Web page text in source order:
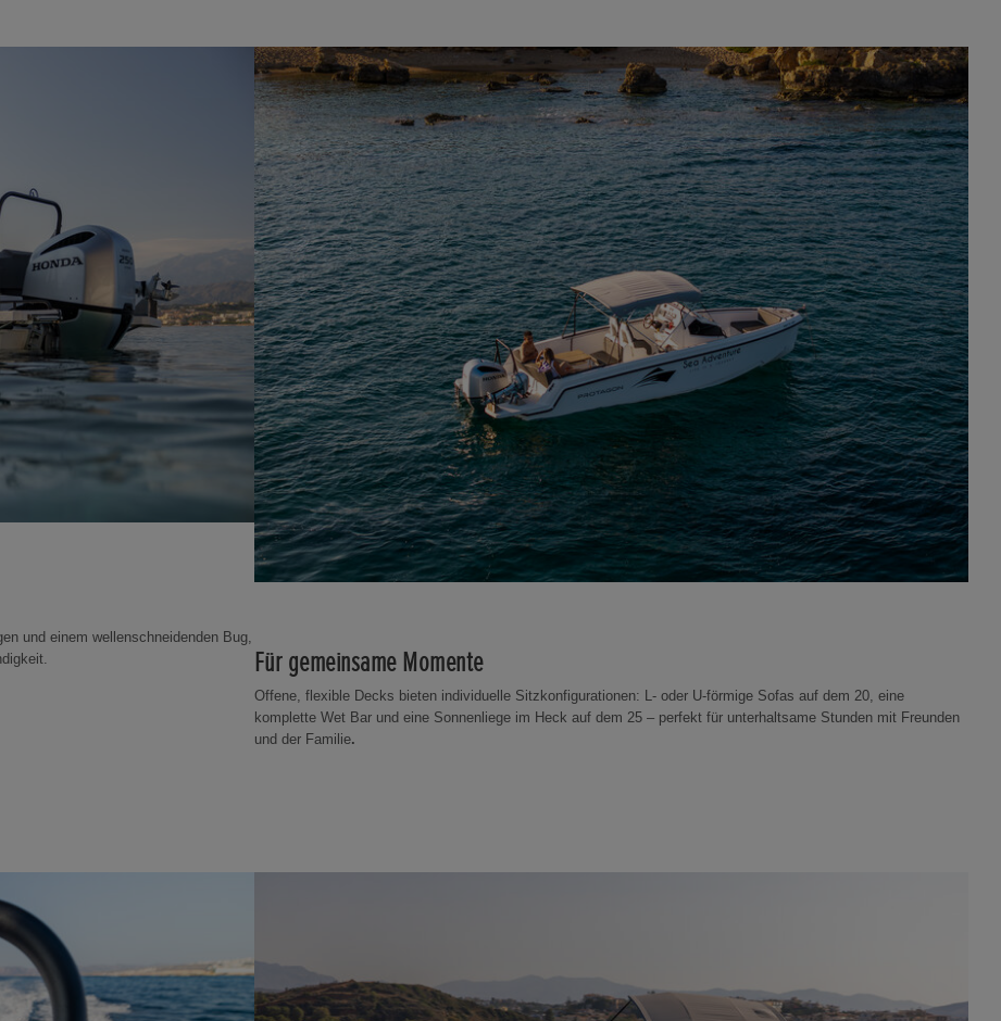
und einem wellenschneidenden Bug,
Für gemeinsame Momente
Offene, flexible Decks bieten individuelle Sitzkonfigurationen: L- oder U-förmige Sofas auf dem 20, eine
komplette Wet Bar und eine Sonnenliege im Heck auf dem 25 – perfekt für unterhaltsame Stunden mit Freunden
und der Familie.